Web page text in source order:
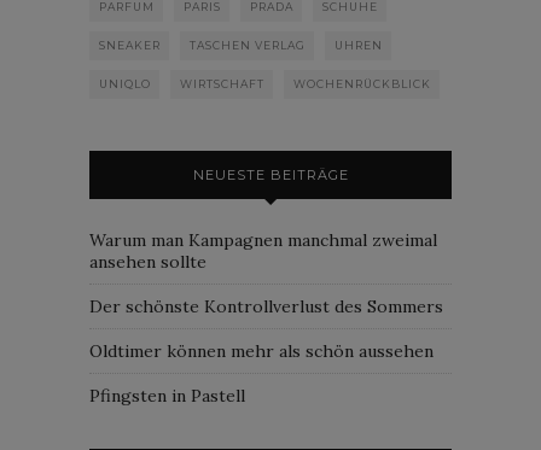
PARFUM PARIS PRADA SCHUHE
SNEAKER TASCHEN VERLAG UHREN
UNIQLO WIRTSCHAFT WOCHENRÜCKBLICK
NEUESTE BEITRÄGE
Warum man Kampagnen manchmal zweimal
ansehen sollte
Der schönste Kontrollverlust des Sommers
Oldtimer können mehr als schön aussehen
Pfingsten in Pastell